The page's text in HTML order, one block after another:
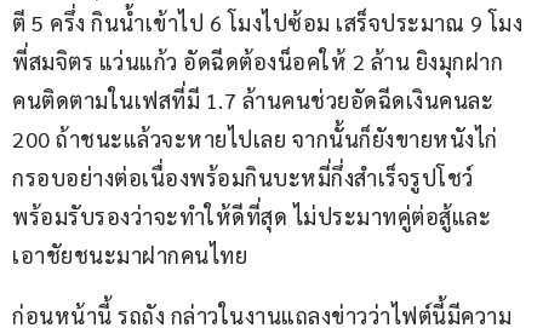
ตี 5 ครึ่ง กินน้ำเข้าไป 6 โมงไปซ้อม เสร็จประมาณ 9 โมง
พี่สมจิตร แว่นแก้ว อัดฉีดต้องน็อคให้ 2 ล้าน ยิงมุกฝาก
คนติดตามในเฟสที่มี 1.7 ล้านคนช่วยอัดฉีดเงินคนละ
200 ถ้าชนะแล้วจะหายไปเลย จากนั้นก็ยังขายหนังไก่
กรอบอย่างต่อเนื่องพร้อมกินบะหมี่กึ่งสำเร็จรูปโชว์
พร้อมรับรองว่าจะทำให้ดีที่สุด ไม่ประมาทคู่ต่อสู้และ
เอาชัยชนะมาฝากคนไทย
ก่อนหน้านี้ รถถัง กล่าวในงานแถลงข่าวว่าไฟต์นี้มีความ